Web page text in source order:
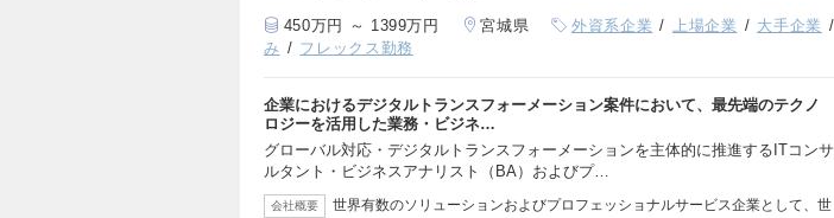
450万円 ～ 1399万円 宮城県 外資系企業 上場企業 大手企業
み
フレックス勤務
企業におけるデジタルトランスフォーメーション案件において、最先端のテクノ
ロジーを活用した業務・ビジネ…
グローバル対応・デジタルトランスフォーメーションを主体的に推進するITコンサ
ルタント・ビジネスアナリスト（BA）およびプ…
会社概要
世界有数のソリューションおよびプロフェッショナルサービス企業として、世